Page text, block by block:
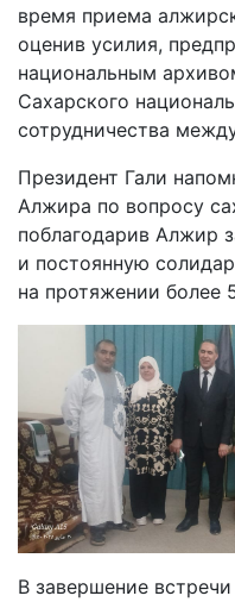
время приема
оценив усилия,
национальным
Сахарского
сотрудничества
Президент Гали
Алжира по вопросу
поблагодарив Алжир
и постоянную
на протяжении более
В завершение